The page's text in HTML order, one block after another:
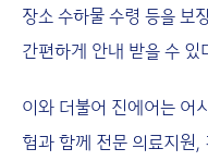
장소 수하물 수령 등을 보
간편하게 안내 받을 수 있
이와 더불어 진에어는 어
험과 함께 전문 의료지원